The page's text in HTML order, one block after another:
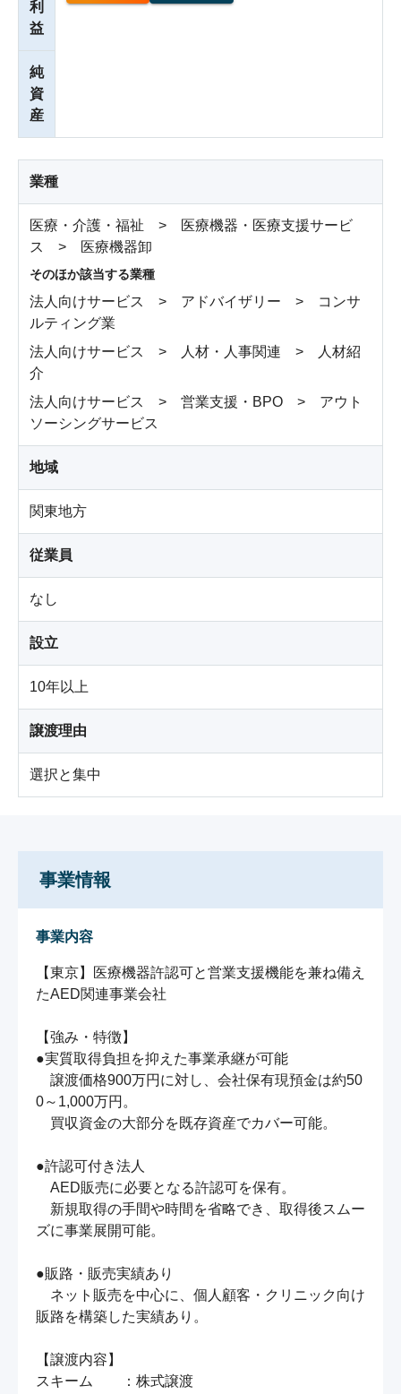
利
益
純
資
産
業種
医療・介護・福祉 > 医療機器・医療支援サービ
ス > 医療機器卸
そのほか該当する業種
法人向けサービス > アドバイザリー > コンサ
ルティング業
法人向けサービス > 人材・人事関連 > 人材紹
介
法人向けサービス > 営業支援・BPO > アウト
ソーシングサービス
地域
関東地方
従業員
なし
設立
10年以上
譲渡理由
選択と集中
事業情報
事業内容
【東京】医療機器許認可と営業支援機能を兼ね備え
たAED関連事業会社
【強み・特徴】
●実質取得負担を抑えた事業承継が可能
譲渡価格900万円に対し、会社保有現預金は約50
0～1,000万円。
買収資金の大部分を既存資産でカバー可能。
●許認可付き法人
AED販売に必要となる許認可を保有。
新規取得の手間や時間を省略でき、取得後スムー
ズに事業展開可能。
●販路・販売実績あり
ネット販売を中心に、個人顧客・クリニック向け
販路を構築した実績あり。
【譲渡内容】
スキーム　　：株式譲渡